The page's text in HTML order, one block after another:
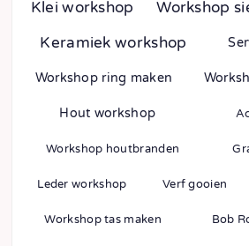
Klei workshop
Workshop
Keramiek workshop
Workshop ring maken
Hout workshop
Workshop houtbranden
Leder workshop Verf gooien
Workshop tas maken Bob